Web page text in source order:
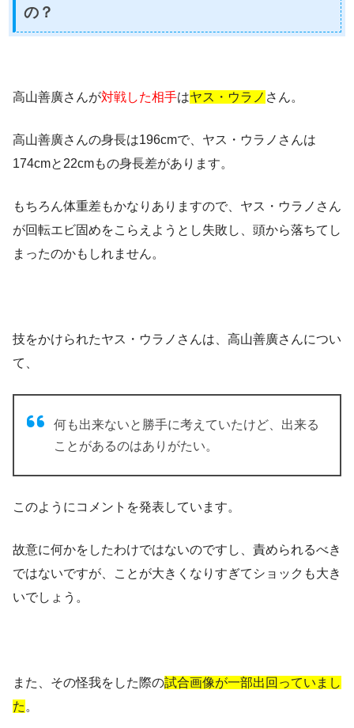
の？
高山善廣さんが対戦した相手はヤス・ウラノ さん。
高山善廣さんの身長は196cmで、ヤス・ウラノさんは
174cmと 22cmもの身長差があります。
もちろん体重差もかなりありますので、ヤス・ウラノさん
が回転エビ固めをこらえようとし失敗し、頭から落ちてし
まったのかもしれません。
技をかけられたヤス・ウラノさんは、高山善廣さんについ
て、
何も出来ないと勝手に考えていたけど、出来る
ことがあるのはありがたい。
このようにコメントを発表しています。
故意に何かをしたわけではないのですし、責められるべき
ではないですが、ことが大きくなりすぎてショックも大き
いでしょう。
また、その怪我をした際の試合画像が一部出回っていまし
た 。